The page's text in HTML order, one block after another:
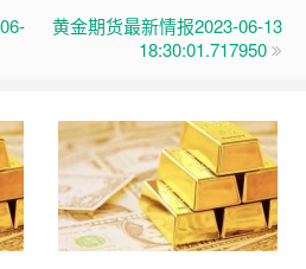
黄金期货最新情报2023-06-13
18:30:01.717950